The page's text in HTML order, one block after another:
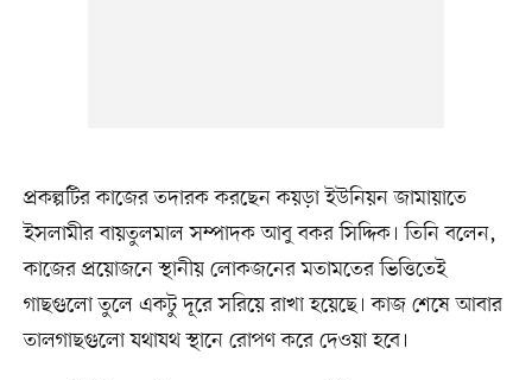
প্রকল্পটির কাজের তদারক করছেন কয়ড়া ইউনিয়ন জামায়াতে
ইসলামীর বায়তুলমাল সম্পাদক আবু বকর সিদ্দিক। তিনি বলেন,
কাজের প্রয়োজনে স্থানীয় লোকজনের মতামতের ভিত্তিতেই
গাছগুলো তুলে একটু দূরে সরিয়ে রাখা হয়েছে। কাজ শেষে আবার
তালগাছগুলো যথাযথ স্থানে রোপণ করে দেওয়া হবে।